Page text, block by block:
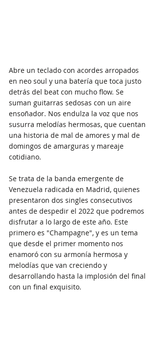
Abre un teclado con acordes arropados
en neo soul y una batería que toca justo
detrás del beat con mucho flow. Se
suman guitarras sedosas con un aire
ensoñador. Nos endulza la voz que nos
susurra melodías hermosas, que cuentan
una historia de mal de amores y mal de
domingos de amarguras y mareaje
cotidiano.
Se trata de la banda emergente de
Venezuela radicada en Madrid, quienes
presentaron dos singles consecutivos
antes de despedir el 2022 que podremos
disfrutar a lo largo de este año. Este
primero es "Champagne", y es un tema
que desde el primer momento nos
enamoró con su armonía hermosa y
melodías que van creciendo y
desarrollando hasta la implosión del final
con un final exquisito.